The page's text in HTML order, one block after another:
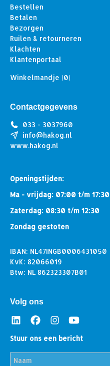
Bestellen
Betalen
Bezorgen
Ruilen & retourneren
Klachten
Klantenportaal
Winkelmandje (0)
Contactgegevens
033 - 3037960
info@hakog.nl
www.hakog.nl
Openingstijden:
Ma - vrijdag: 07:00 t/m 17:30
Zaterdag: 08:30 t/m 12:30
Zondag gestoten
IBAN: NL47INGB0006431050
KvK: 82066019
Btw: NL 862323307B01
Volg ons
Stuur ons een bericht